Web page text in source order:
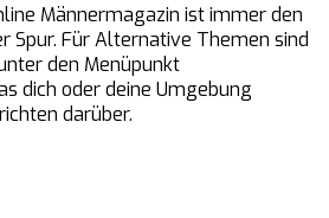
Männermagazin ist immer den
Spur. Für Alternative Themen sind
den Menüpunkt
dich oder deine Umgebung
darüber.